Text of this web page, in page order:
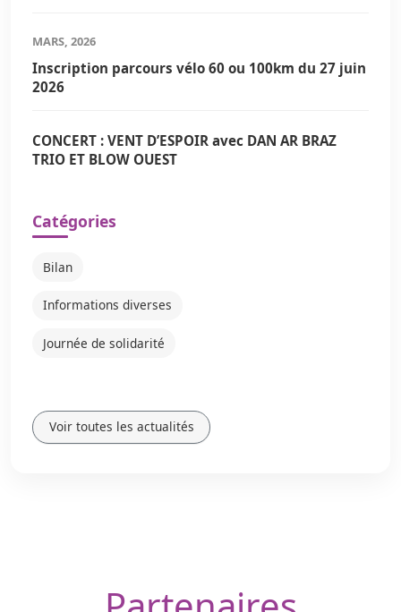
MARS, 2026
Inscription parcours vélo 60 ou 100km du 27 juin
2026
CONCERT : VENT D’ESPOIR avec DAN AR BRAZ
TRIO ET BLOW OUEST
Catégories
Bilan
Informations diverses
Journée de solidarité
Voir toutes les actualités